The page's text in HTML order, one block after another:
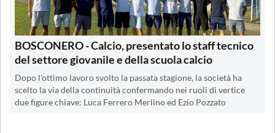
BOSCONERO - Calcio, presentato lo staff tecnico
del settore giovanile e della scuola calcio
Dopo l'ottimo lavoro svolto la passata stagione, la società ha
scelto la via della continuità confermando nei ruoli di vertice
due figure chiave: Luca Ferrero Merlino ed Ezio Pozzato